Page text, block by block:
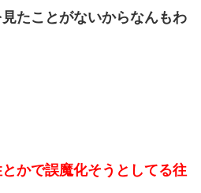
たことがないからなんもわ
とかで誤魔化そうとしてる往